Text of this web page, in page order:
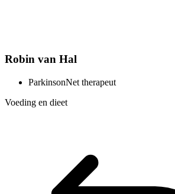
Robin van Hal
ParkinsonNet therapeut
Voeding en dieet